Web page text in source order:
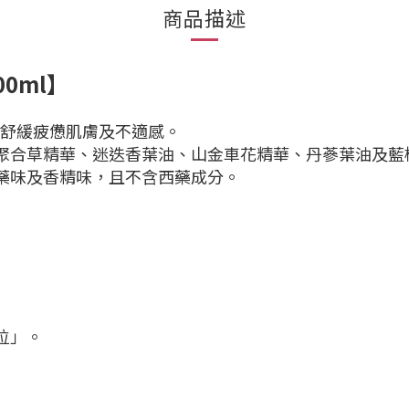
商品描述
】
緩疲憊肌膚及不適感。
草精華、迷迭香葉油、山金車花精華、丹蔘葉油及藍
及香精味，且不含西藥成分。
」。